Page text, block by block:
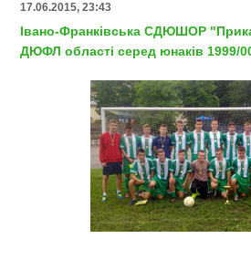
17.06.2015, 23:43
Івано-Франківська СДЮШОР
ДЮФЛ області серед юнаків 1999/